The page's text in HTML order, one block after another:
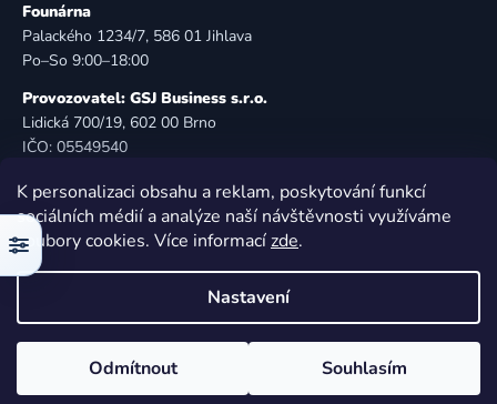
K personalizaci obsahu a reklam, poskytování funkcí
sociálních médií a analýze naší návštěvnosti využíváme
soubory cookies. Více informacízde.
Nastavení
Odmítnout Souhlasím
Founárna
Palackého 1234/7, 586 01 Jihlava
Po–So 9:00–18:00
Provozovatel: GSJ Business s.r.o.
Lidická 700/19, 602 00 Brno
IČO: 05549540
E-mail:info@founarna.cz
Telefon: 721 485 258
© Founárna. Všechna práva vyhrazena.
Vytvořil Shoptet
Copyright 2026Founárna
. Všechna práva vyhrazena.
Upravit nastavení cookies
Filtr